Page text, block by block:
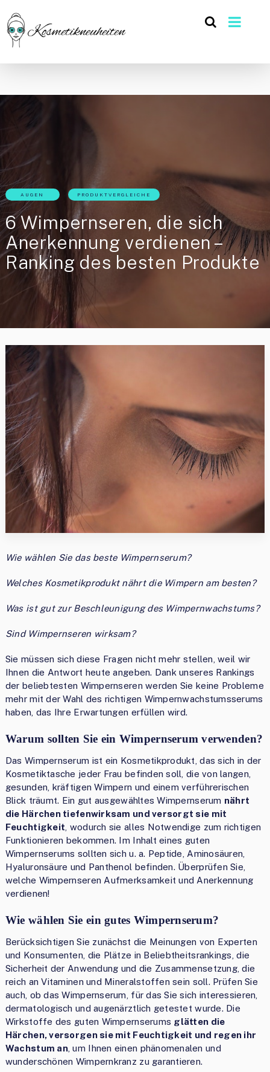
AUGEN PRODUKTVERGLEICHE
6 Wimpernseren, die sich
Anerkennung verdienen –
Ranking des besten Produkte
Wie wählen Sie das beste Wimpernserum?
Welches Kosmetikprodukt nährt die Wimpern am besten?
Was ist gut zur Beschleunigung des Wimpernwachstums?
Sind Wimpernseren wirksam?
Sie müssen sich diese Fragen nicht mehr stellen, weil wir
Ihnen die Antwort heute angeben. Dank unseres Rankings
der beliebtesten Wimpernseren werden Sie keine Probleme
mehr mit der Wahl des richtigen Wimpernwachstumsserums
haben, das Ihre Erwartungen erfüllen wird.
Warum sollten Sie ein Wimpernserum verwenden?
Das Wimpernserum ist ein Kosmetikprodukt, das sich in der
Kosmetiktasche jeder Frau befinden soll, die von langen,
gesunden, kräftigen Wimpern und einem verführerischen
Blick träumt. Ein gut ausgewähltes Wimpernserum nährt
die Härchen tiefenwirksam und versorgt sie mit
Feuchtigkeit , wodurch sie alles Notwendige zum richtigen
Funktionieren bekommen. Im Inhalt eines guten
Wimpernserums sollten sich u. a. Peptide, Aminosäuren,
Hyaluronsäure und Panthenol befinden. Überprüfen Sie,
welche Wimpernseren Aufmerksamkeit und Anerkennung
verdienen!
Wie wählen Sie ein gutes Wimpernserum?
Berücksichtigen Sie zunächst die Meinungen von Experten
und Konsumenten, die Plätze in Beliebtheitsrankings, die
Sicherheit der Anwendung und die Zusammensetzung, die
reich an Vitaminen und Mineralstoffen sein soll. Prüfen Sie
auch, ob das Wimpernserum, für das Sie sich interessieren,
dermatologisch und augenärztlich getestet wurde. Die
Wirkstoffe des guten Wimpernserums glätten die
Härchen, versorgen sie mit Feuchtigkeit und regen ihr
Wachstum an, um Ihnen einen phänomenalen und
wunderschönen Wimpernkranz zu garantieren.